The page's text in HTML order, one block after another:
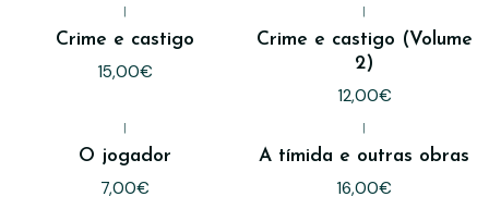
|
Crime e castigo
15,00€
|
Crime e castigo (Volume
2)
12,00€
|
O jogador
7,00€
|
A tímida e outras obras
16,00€